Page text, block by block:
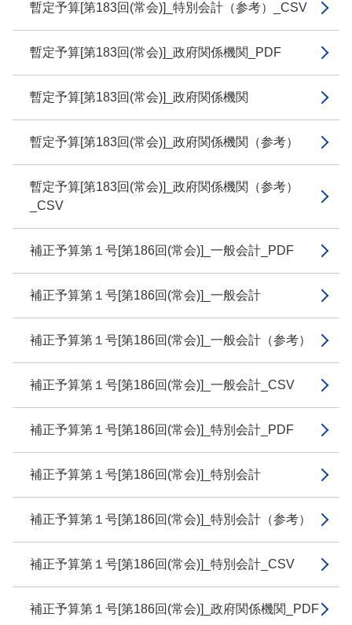
暫定予算[第183回(常会)]_特別会計（参考）_CSV
暫定予算[第183回(常会)]_政府関係機関_PDF
暫定予算[第183回(常会)]_政府関係機関
暫定予算[第183回(常会)]_政府関係機関（参考）
暫定予算[第183回(常会)]_政府関係機関（参考）
_CSV
補正予算第１号[第186回(常会)]_一般会計_PDF
補正予算第１号[第186回(常会)]_一般会計
補正予算第１号[第186回(常会)]_一般会計（参考）
補正予算第１号[第186回(常会)]_一般会計_CSV
補正予算第１号[第186回(常会)]_特別会計_PDF
補正予算第１号[第186回(常会)]_特別会計
補正予算第１号[第186回(常会)]_特別会計（参考）
補正予算第１号[第186回(常会)]_特別会計_CSV
補正予算第１号[第186回(常会)]_政府関係機関_PDF